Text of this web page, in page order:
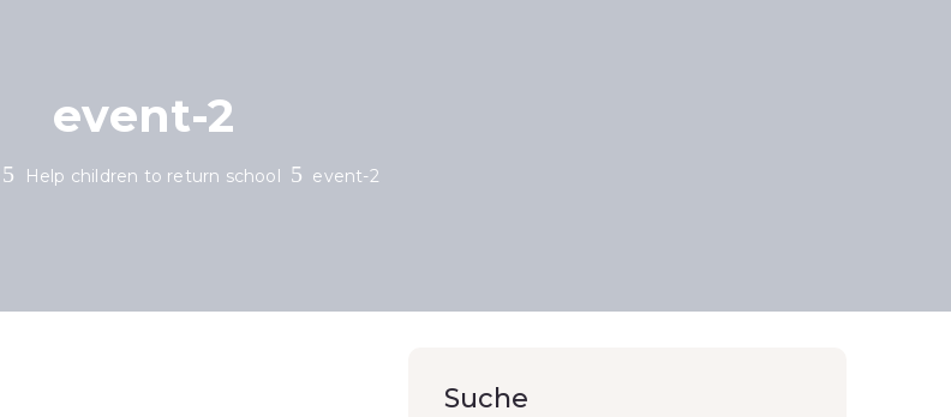
event-2
Help children to return school event-2
Suche